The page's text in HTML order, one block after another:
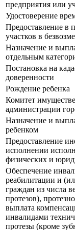
предприятия или
Удостоверение
Предоставление в
участков в
Назначение и
отдельным
Постановка на
доверенности
Рождение ребенка
Комитет
администрации
Назначение и
ребенком
Предоставление
исполнении
физических и
Обеспечение
реабилитации и
граждан из числа
протезов),
выплата
инвалидами
протезы (кроме